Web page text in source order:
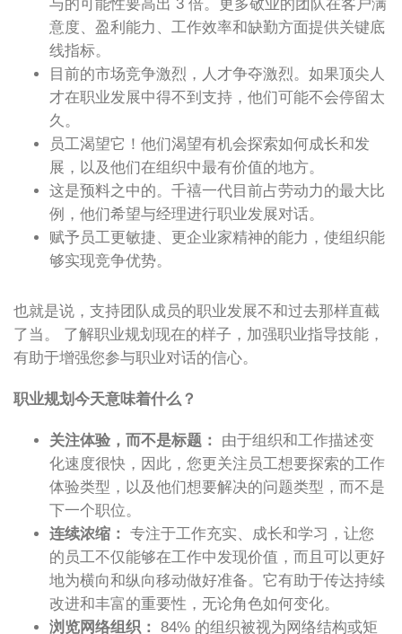
与的可能性要高出 3 倍。更多敬业的团队在客户满
意度、盈利能力、工作效率和缺勤方面提供关键底
线指标。
目前的市场竞争激烈，人才争夺激烈。如果顶尖人
才在职业发展中得不到支持，他们可能不会停留太
久。
员工渴望它！他们渴望有机会探索如何成长和发
展，以及他们在组织中最有价值的地方。
这是预料之中的。千禧一代目前占劳动力的最大比
例，他们希望与经理进行职业发展对话。
赋予员工更敏捷、更企业家精神的能力，使组织能
够实现竞争优势。
也就是说，支持团队成员的职业发展不和过去那样直截
了当。 了解职业规划现在的样子，加强职业指导技能，
有助于增强您参与职业对话的信心。
职业规划今天意味着什么？
关注体验，而不是标题：
由于组织和工作描述变
化速度很快，因此，您更关注员工想要探索的工作
体验类型，以及他们想要解决的问题类型，而不是
下一个职位。
连续浓缩：
专注于工作充实、成长和学习，让您
的员工不仅能够在工作中发现价值，而且可以更好
地为横向和纵向移动做好准备。它有助于传达持续
改进和丰富的重要性，无论角色如何变化。
浏览网络组织： 84% 的组织被视为网络结构或矩